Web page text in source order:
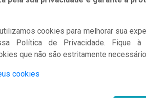
cookies para melhorar sua
Política de Privacidade. Fique à
que não são estritamente
cookies